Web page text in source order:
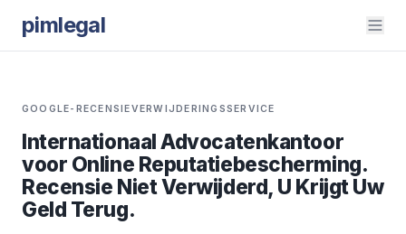
pimlegal
GOOGLE-RECENSIEVERWIJDERINGSSERVICE
Internationaal Advocatenkantoor
voor Online Reputatiebescherming.
Recensie Niet Verwijderd, U Krijgt Uw
Geld Terug.